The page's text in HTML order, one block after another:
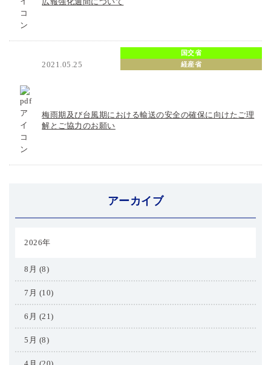
2021.05.25
国交省
経産省
梅雨期及び台風期における輸送の安全の確保に向けたご理
解とご協力のお願い
アーカイブ
2026年
8月 (8)
7月 (10)
6月 (21)
5月 (8)